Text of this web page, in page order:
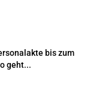
bis zum
geht...